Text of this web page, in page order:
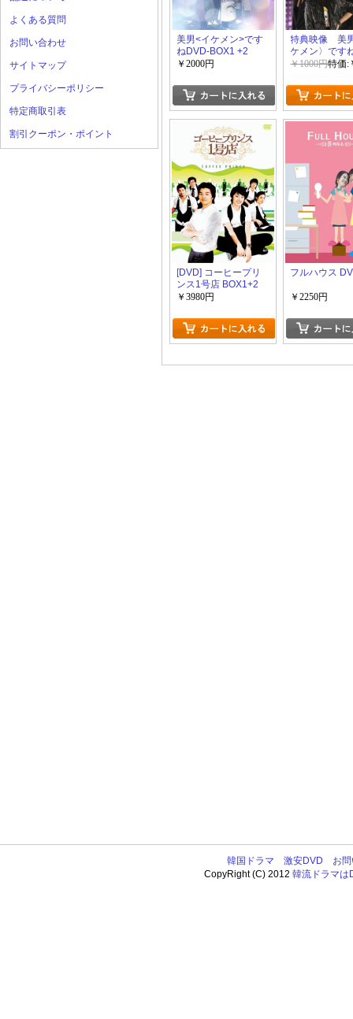
よくある質問
お問い合わせ
サイトマップ
プライバシーポリシー
特定商取引表
割引クーポン・ポイント
美男<イケメン>です
ねDVD-BOX1 +2
￥2000円
特典映像 美
ケメン〉です
友情のメイキ
ね
￥1000円特価:
[DVD] コーヒープリ
ンス1号店 BOX1+2
￥3980円
フルハウス
￥2250円
韓国ドラマ 激安DVD
お
CopyRight (C) 2012韓流ドラマは